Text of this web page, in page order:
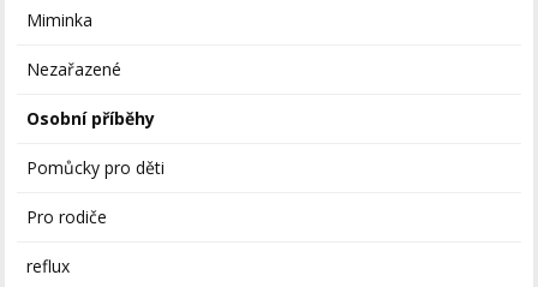
Miminka
Nezařazené
Osobní příběhy
Pomůcky pro děti
Pro rodiče
reflux